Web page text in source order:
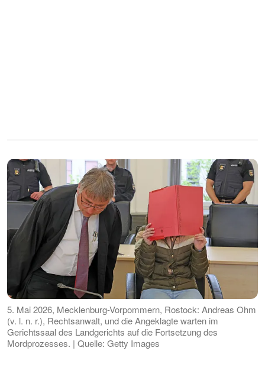
5. Mai 2026, Mecklenburg-Vorpommern, Rostock: Andreas Ohm
(v. l. n. r.), Rechtsanwalt, und die Angeklagte warten im
Gerichtssaal des Landgerichts auf die Fortsetzung des
Mordprozesses. | Quelle: Getty Images